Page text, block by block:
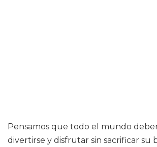
Pensamos que todo el mundo
divertirse y disfrutar sin sacrificar su